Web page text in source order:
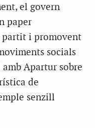
el govern
paper
partit i promovent
socials
amb Apartur sobre
de
senzill